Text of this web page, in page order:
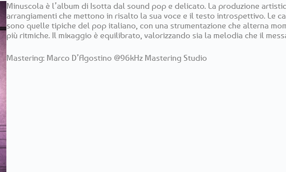
Minuscola è l’album di Isotta dal sound pop e delicato. La produzione
arrangiamenti che mettono in risalto la sua voce e il testo introspettivo. Le
sono quelle tipiche del pop italiano, con una strumentazione che alterna
più ritmiche. Il mixaggio è equilibrato, valorizzando sia la melodia che il
Mastering: Marco D’Agostino @96kHz Mastering Studio